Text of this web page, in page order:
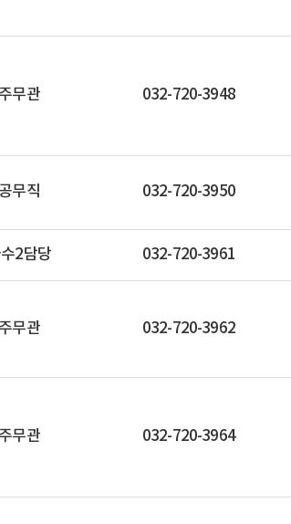
무관 032-720-3948
무직 032-720-3950
2담당 032-720-3961
무관 032-720-3962
무관 032-720-3964